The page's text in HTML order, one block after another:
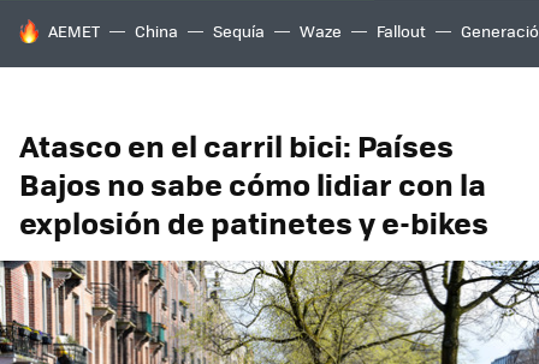
HOY SE HABLA DE
AEMET China Sequía Waze Fallout
Atasco en el carril bici: Países
Bajos no sabe cómo lidiar con la
explosión de patinetes y e-bikes